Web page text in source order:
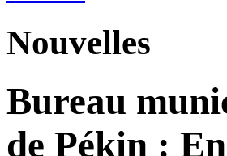
Nouvelles
Bureau
de Pékin :